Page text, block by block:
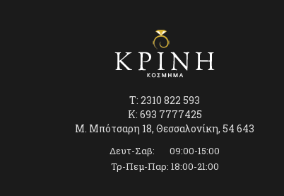
T: 2310 822 593
K: 693 7777425
Μ. Μπότσαρη 18, Θεσσαλονίκη, 54 643
Δευτ-Σαβ: 09:00-15:00
Τρ-Πεμ-Παρ: 18:00-21:00